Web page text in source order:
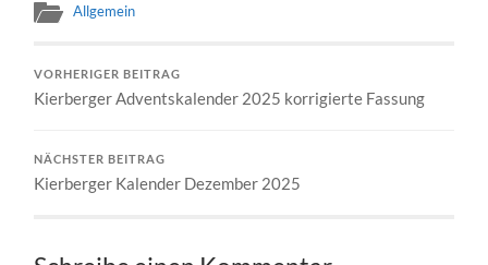
Allgemein
VORHERIGER BEITRAG
Kierberger Adventskalender 2025 korrigierte Fassung
NÄCHSTER BEITRAG
Kierberger Kalender Dezember 2025